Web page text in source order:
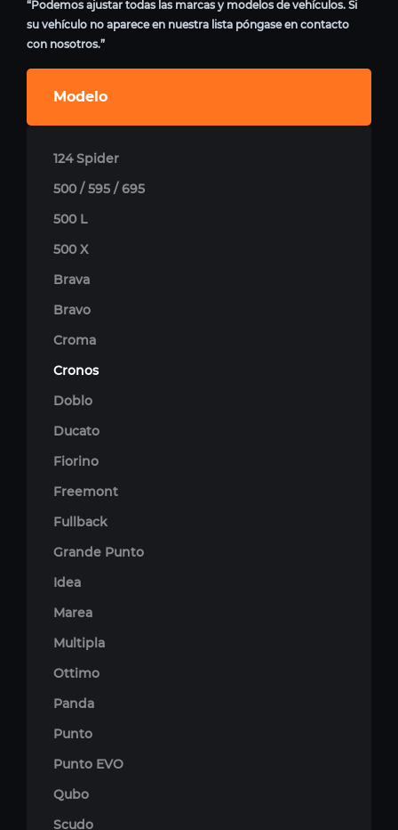
“Podemos ajustar todas las marcas y modelos de vehículos. Si
su vehículo no aparece en nuestra lista póngase en contacto
con nosotros.”
Modelo
124 Spider
500 / 595 / 695
500 L
500 X
Brava
Bravo
Croma
Cronos
Doblo
Ducato
Fiorino
Freemont
Fullback
Grande Punto
Idea
Marea
Multipla
Ottimo
Panda
Punto
Punto EVO
Qubo
Scudo